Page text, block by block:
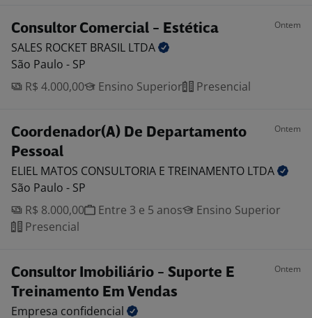
Consultor Comercial - Estética Ontem
SALES ROCKET BRASIL LTDA
São Paulo - SP
R$ 4.000,00
Ensino Superior Presencial
Coordenador(A) De Departamento
Pessoal
Ontem
ELIEL MATOS CONSULTORIA E TREINAMENTO LTDA
São Paulo - SP
R$ 8.000,00
Entre 3 e 5 anos
Ensino Superior
Presencial
Consultor Imobiliário - Suporte E
Treinamento Em Vendas
Ontem
Empresa confidencial